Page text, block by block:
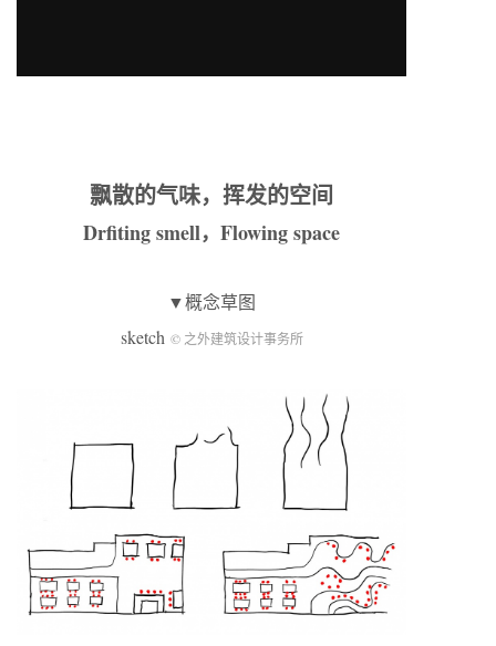
飘散的气味，挥发的空间
Drfiting smell，Flowing space
▼概念草图
sketch © 之外建筑设计事务所